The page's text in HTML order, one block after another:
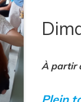
À partir
Plein